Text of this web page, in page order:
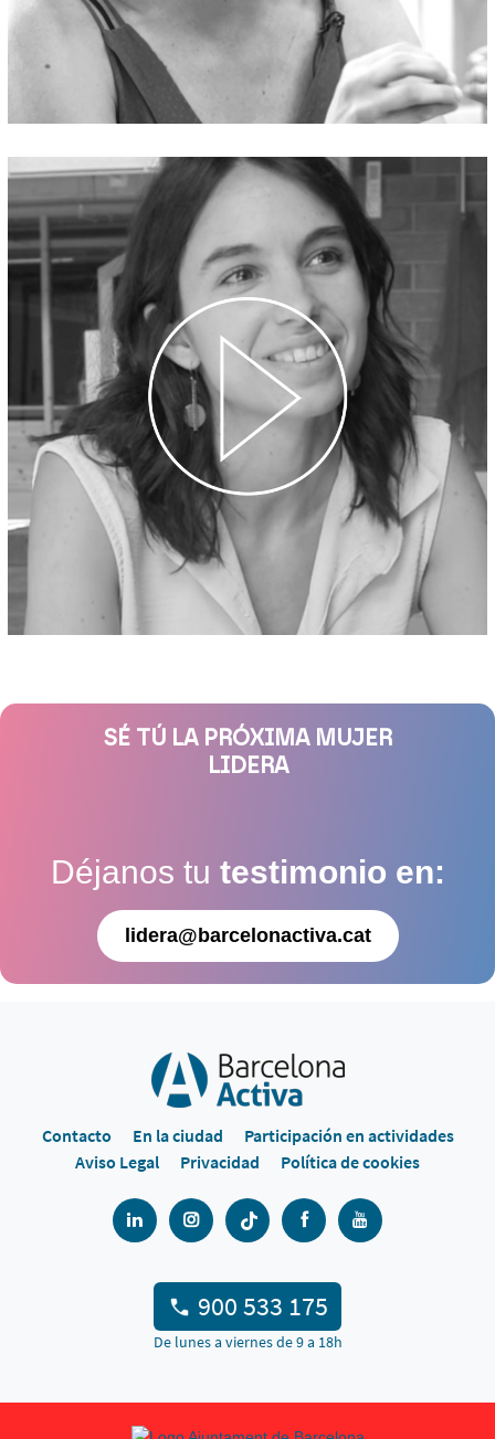
SÉ TÚ LA PRÓXIMA MUJER
LIDERA
Déjanos tu testimonio en:
lidera@barcelonactiva.cat
Contacto En la ciudad
Participación en actividades
Aviso Legal
Privacidad Política de cookies
900 533 175
De lunes a viernes de 9 a 18h